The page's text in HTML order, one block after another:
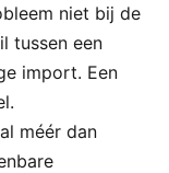
niet bij de
tussen een
import. Een
méér dan